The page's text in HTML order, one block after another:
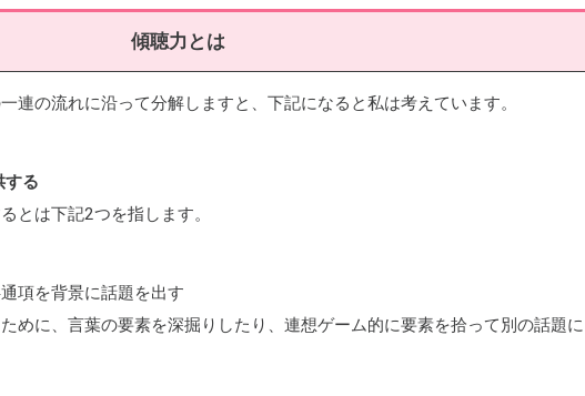
傾聴力とは
連の流れに沿って分解しますと、下記になると私は考えています。
る
とは下記2つを指します。
項を背景に話題を出す
めに、言葉の要素を深掘りしたり、連想ゲーム的に要素を拾って別の話題に